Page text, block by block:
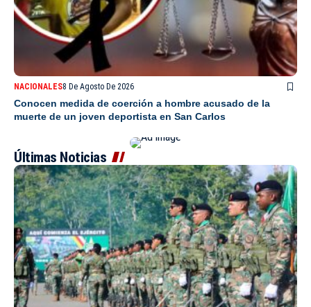
NACIONALES8 De Agosto De 2026
Conocen medida de coerción a hombre acusado de la
muerte de un joven deportista en San Carlos
Últimas Noticias